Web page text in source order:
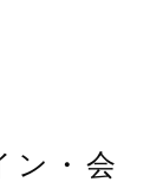
ン・会